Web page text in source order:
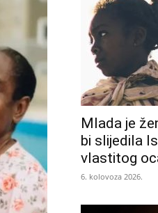
Mlada je
bi slijedila
vlastitog
6. kolovoza 2026.